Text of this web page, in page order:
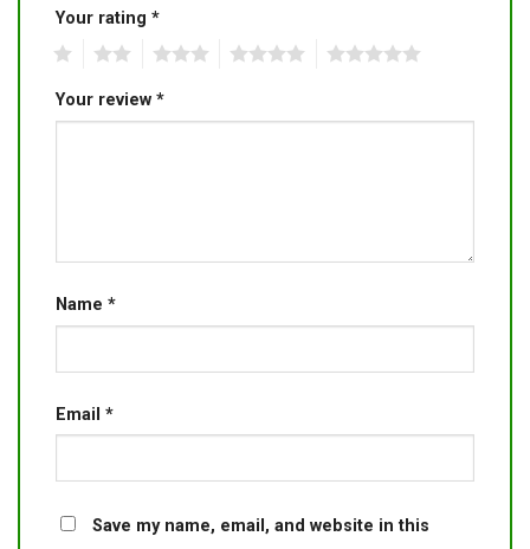
Your rating *
Your review *
Name *
Email *
Save my name, email, and website in this